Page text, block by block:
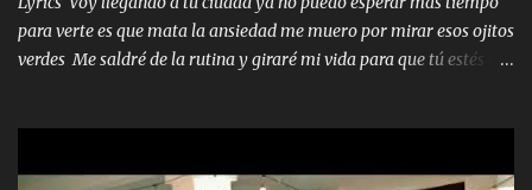
para verte es que mata la ansiedad me muero por mirar esos ojitos
verdes Me saldré de la rutina y giraré mi vida para que tú estés en
solo yo tendre el candado 🔒 del amor ❤️ Música Mil y un besos